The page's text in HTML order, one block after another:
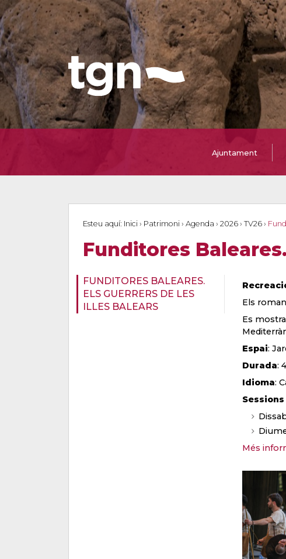
Ajuntament
Esteu aquí: Inici › Patrimoni › Agenda › 2026 › TV26 ›
Funditores
FUNDITORES BALEARES.
ELS GUERRERS DE LES
ILLES BALEARS
Els
Es
Espai:
Durada:
Idioma:
Sessions
Més